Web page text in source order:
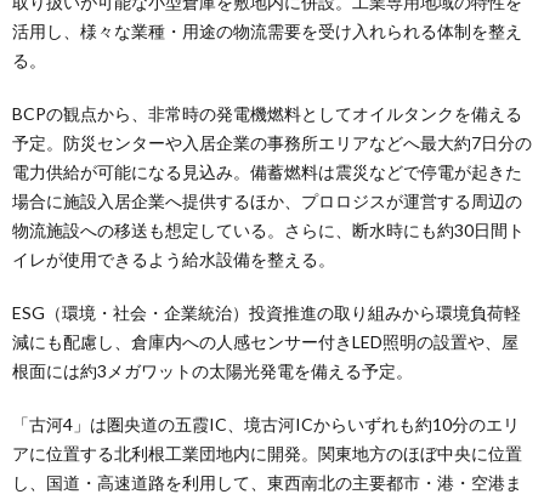
活用し、様々な業種・用途の物流需要を受け入れられる体制を整え
る。
BCPの観点から、非常時の発電機燃料としてオイルタンクを備える
予定。防災センターや入居企業の事務所エリアなどへ最大約7日分の
電力供給が可能になる見込み。備蓄燃料は震災などで停電が起きた
場合に施設入居企業へ提供するほか、プロロジスが運営する周辺の
物流施設への移送も想定している。さらに、断水時にも約30日間ト
イレが使用できるよう給水設備を整える。
ESG（環境・社会・企業統治）投資推進の取り組みから環境負荷軽
減にも配慮し、倉庫内への人感センサー付きLED照明の設置や、屋
根面には約3メガワットの太陽光発電を備える予定。
「古河4」は圏央道の五霞IC、境古河ICからいずれも約10分のエリ
アに位置する北利根工業団地内に開発。関東地方のほぼ中央に位置
し、国道・高速道路を利用して、東西南北の主要都市・港・空港ま